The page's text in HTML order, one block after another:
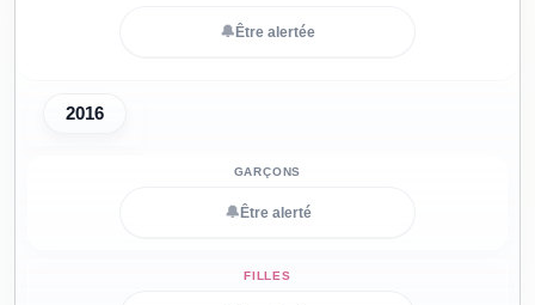
🔔 Être alertée
2016
🔔 Être alerté